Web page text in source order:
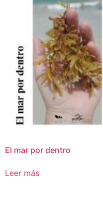
El mar por dentro
Leer más